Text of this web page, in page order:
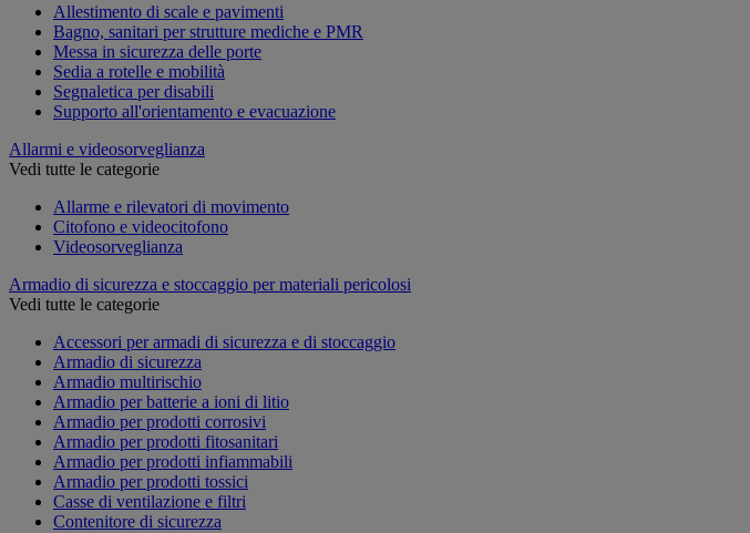
Allestimento di scale e pavimenti
Bagno, sanitari per strutture mediche e PMR
Messa in sicurezza delle porte
Sedia a rotelle e mobilità
Segnaletica per disabili
Supporto all'orientamento e evacuazione
Allarmi e videosorveglianza
Vedi tutte le categorie
Allarme e rilevatori di movimento
Citofono e videocitofono
Videosorveglianza
Armadio di sicurezza e stoccaggio per materiali pericolosi
Vedi tutte le categorie
Accessori per armadi di sicurezza e di stoccaggio
Armadio di sicurezza
Armadio multirischio
Armadio per batterie a ioni di litio
Armadio per prodotti corrosivi
Armadio per prodotti fitosanitari
Armadio per prodotti infiammabili
Armadio per prodotti tossici
Casse di ventilazione e filtri
Contenitore di sicurezza